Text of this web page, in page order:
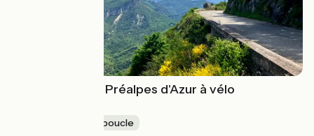
Grand Tour des Préalpes d'Azur à vélo
En boucle